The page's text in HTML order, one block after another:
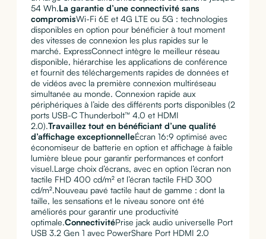
54 Wh.La garantie d’une connectivité sans
compromisWi-Fi 6E et 4G LTE ou 5G : technologies
disponibles en option pour bénéficier à tout moment
des vitesses de connexion les plus rapides sur le
marché. ExpressConnect intègre le meilleur réseau
disponible, hiérarchise les applications de conférence
et fournit des téléchargements rapides de données et
de vidéos avec la première connexion multiréseau
simultanée au monde. Connexion rapide aux
périphériques à l’aide des différents ports disponibles (2
ports USB-C Thunderbolt™ 4.0 et HDMI
2.0).Travaillez tout en bénéficiant d’une qualité
d’affichage exceptionnelleÉcran 16:9 optimisé avec
économiseur de batterie en option et affichage à faible
lumière bleue pour garantir performances et confort
visuel.Large choix d’écrans, avec en option l’écran non
tactile FHD 400 cd/m² et l’écran tactile FHD 300
cd/m².Nouveau pavé tactile haut de gamme : dont la
taille, les sensations et le niveau sonore ont été
améliorés pour garantir une productivité
optimale.ConnectivitéPrise jack audio universelle Port
USB 3.2 Gen 1 avec PowerShare Port HDMI 2.0